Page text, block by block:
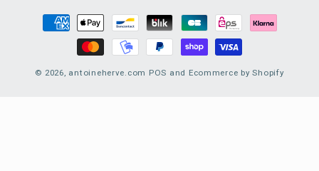
Moyens
© 2026, antoineherve.com POS and Ecommerce by Shopify